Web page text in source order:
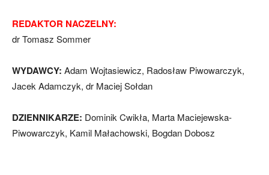
REDAKTOR NACZELNY:
dr Tomasz Sommer
WYDAWCY: Adam Wojtasiewicz, Radosław Piwowarczyk,
Jacek Adamczyk, dr Maciej Sołdan
DZIENNIKARZE: Dominik Cwikła, Marta Maciejewska-
Piwowarczyk, Kamil Małachowski, Bogdan Dobosz